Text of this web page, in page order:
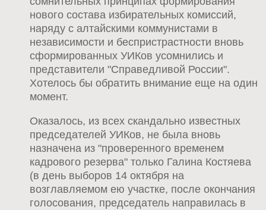
нового состава избирательных комиссий,
наряду с алтайскими коммунистами в
независимости и беспристрастности вновь
сформированных УИКов усомнились и
представители "Справедливой России".
Хотелось бы обратить внимание еще на один
момент.
Оказалось, из всех скандально известных
председателей УИКов, не была вновь
назначена из "проверенного временем
кадрового резерва" только Галина Костяева
(в день выборов 14 октября на
возглавляемом ею участке, после окончания
голосования, председатель направилась в